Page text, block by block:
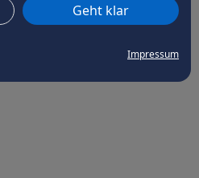
Geht klar
Impressum
CHECK24hilftder Natur